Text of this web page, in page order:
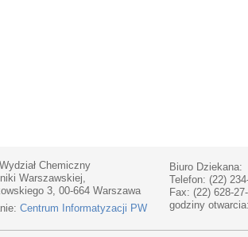
Chemiczny
Warszawskiej,
3, 00-664 Warszawa
Centrum Informatyzacji PW
Biuro Dziekana:
Telefon: (22)
Fax: (22) 628-
godziny